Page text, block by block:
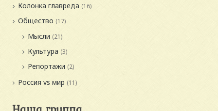
Колонка главреда (16)
Общество (17)
Мысли (21)
Культура (3)
Репортажи (2)
Россия vs мир (11)